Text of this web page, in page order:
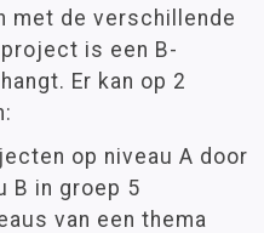
met de verschillende
is een B-
Er kan op 2
op niveau A door
B in groep 5
van een thema